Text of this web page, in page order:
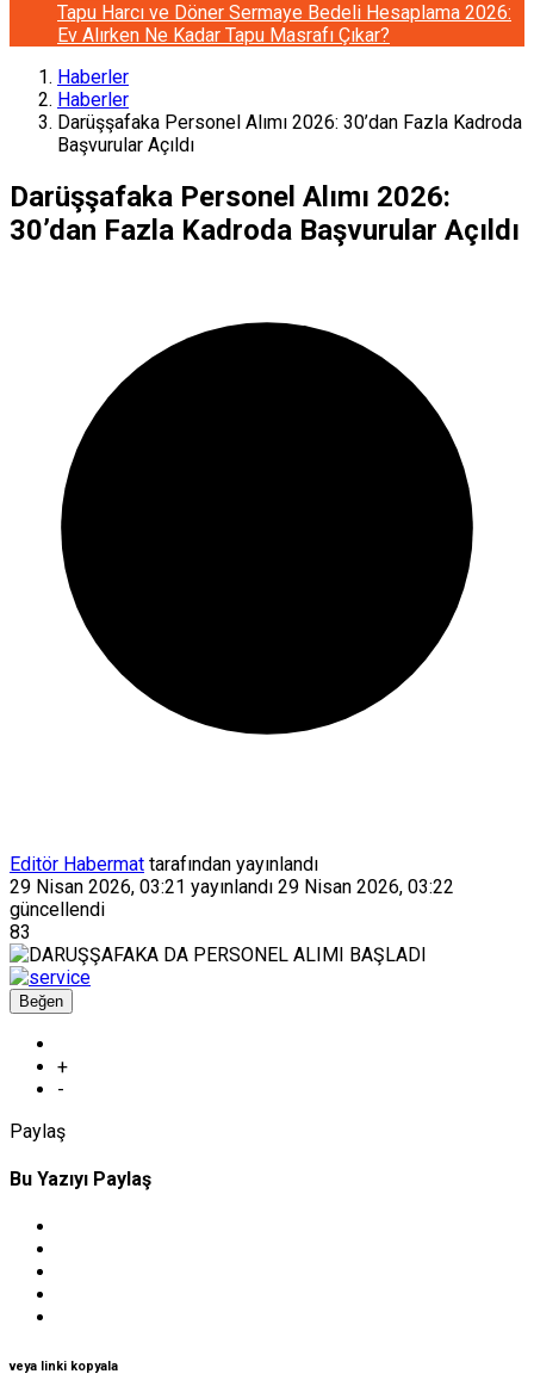
Tapu Harcı ve Döner Sermaye Bedeli Hesaplama 2026:
Ev Alırken Ne Kadar Tapu Masrafı Çıkar?
Haberler
Haberler
Darüşşafaka Personel Alımı 2026: 30’dan Fazla Kadroda
Başvurular Açıldı
Darüşşafaka Personel Alımı 2026:
30’dan Fazla Kadroda Başvurular Açıldı
Editör Habermat tarafından yayınlandı
29 Nisan 2026, 03:21 yayınlandı 29 Nisan 2026, 03:22
güncellendi
83
Beğen
+
-
Paylaş
Bu Yazıyı Paylaş
veya linki kopyala